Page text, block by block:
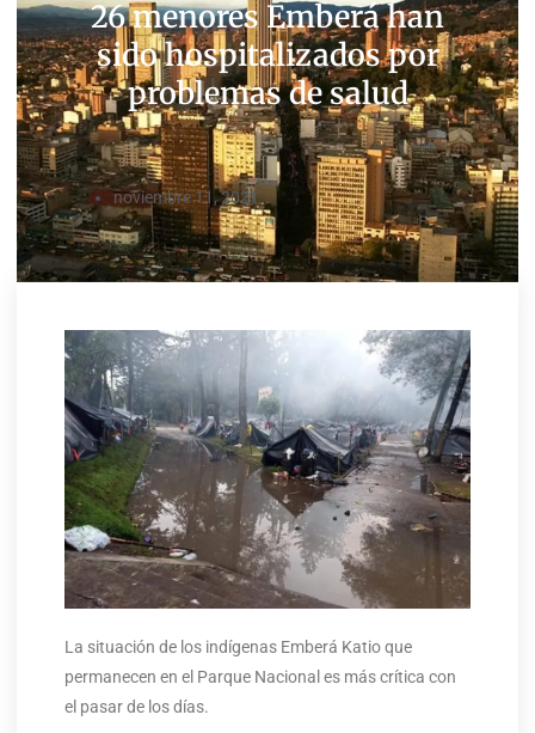
26 menores Emberá han
sido hospitalizados por
problemas de salud
noviembre 11, 2021
La situación de los indígenas Emberá Katio que
permanecen en el Parque Nacional es más crítica con
el pasar de los días.